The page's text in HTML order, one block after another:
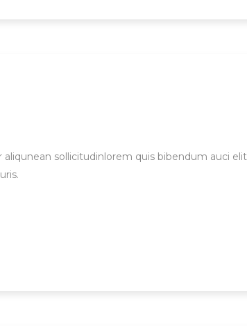
sollicitudinlorem quis bibendum auci elit